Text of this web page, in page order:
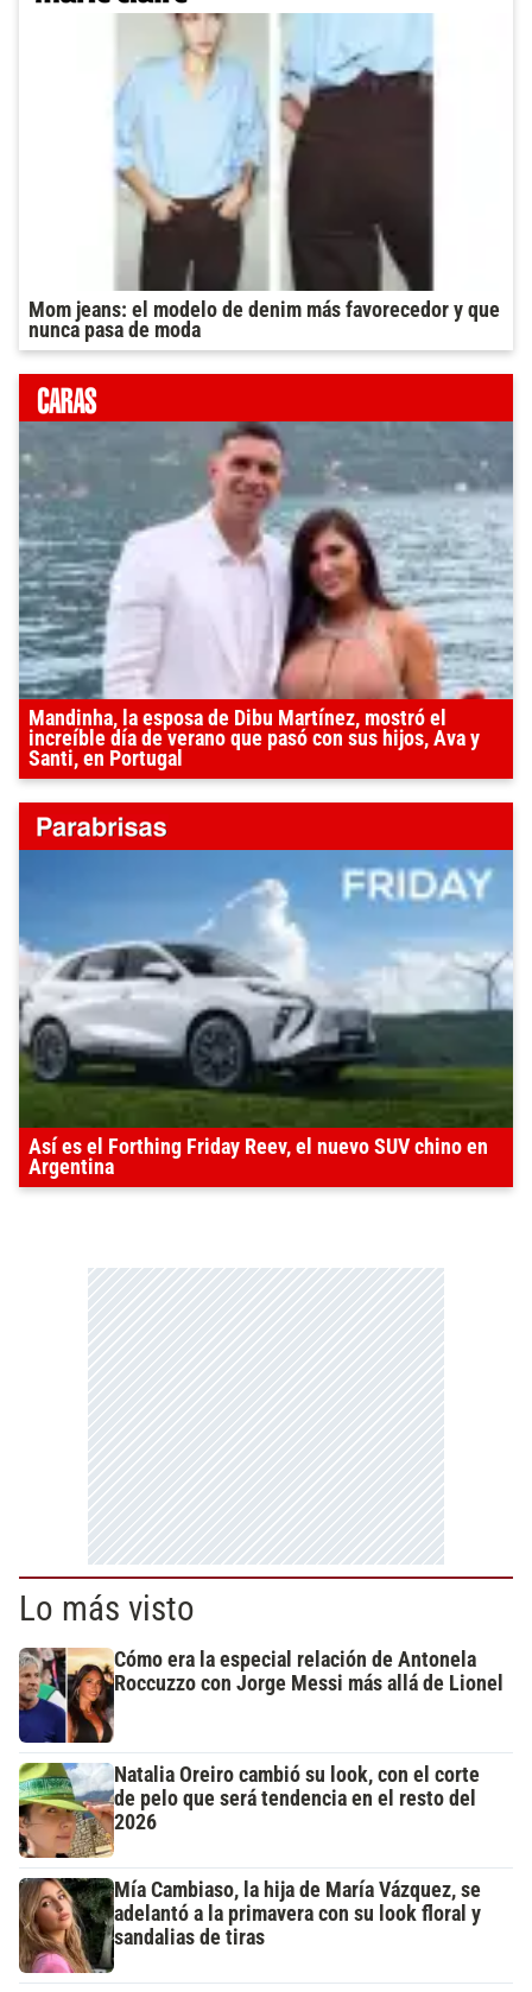
Mom jeans: el modelo de denim más favorecedor y que
nunca pasa de moda
Mandinha, la esposa de Dibu Martínez, mostró el
increíble día de verano que pasó con sus hijos, Ava y
Santi, en Portugal
Así es el Forthing Friday Reev, el nuevo SUV chino en
Argentina
Lo más visto
Cómo era la especial relación de Antonela
Roccuzzo con Jorge Messi más allá de Lionel
Natalia Oreiro cambió su look, con el corte
de pelo que será tendencia en el resto del
2026
Mía Cambiaso, la hija de María Vázquez, se
adelantó a la primavera con su look floral y
sandalias de tiras